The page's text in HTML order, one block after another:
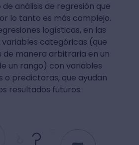
análisis de regresión que
lo tanto es más complejo.
logísticas, en las
variables categóricas (que
de manera arbitraria en un
un rango) con variables
o predictoras, que ayudan
resultados futuros.